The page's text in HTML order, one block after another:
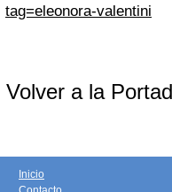
tag=eleonora-valentini
Volver a la
Inicio